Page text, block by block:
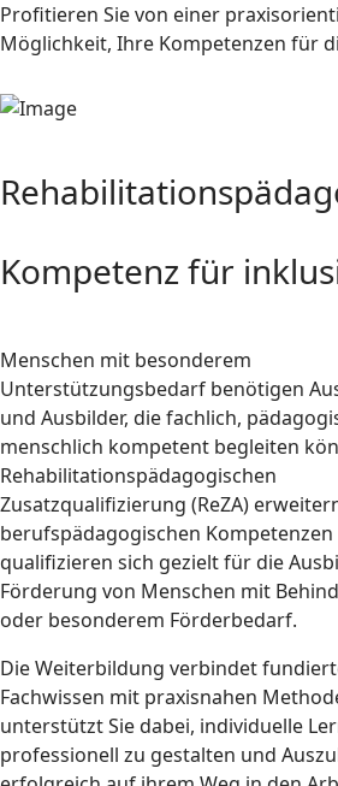
Profitieren Sie von einer
Möglichkeit, Ihre Kompetenzen für
Kompetenz für
Menschen mit besonderem
Unterstützungsbedarf benötigen
und Ausbilder, die fachlich,
menschlich kompetent begleiten
Rehabilitationspädagogischen
Zusatzqualifizierung (ReZA)
berufspädagogischen Kompetenzen
qualifizieren sich gezielt für die
Förderung von Menschen mit
oder besonderem Förderbedarf.
Die Weiterbildung verbindet
Fachwissen mit praxisnahen
unterstützt Sie dabei, individuelle
professionell zu gestalten und